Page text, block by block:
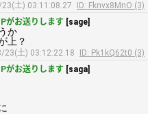
土) 03:11:08.27
ID: Fknvx8MnO (3)
がお送りします [sage]
か
上？
23(土) 03:12:22.18
ID: Pk1kQ62t0 (3)
がお送りします [saga]